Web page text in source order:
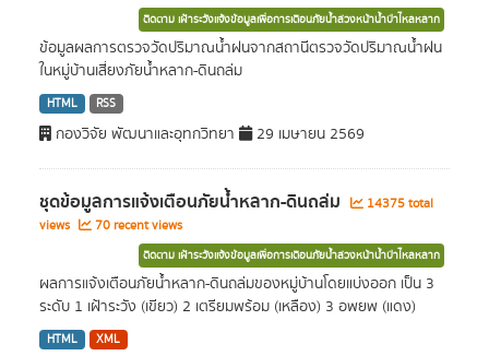
ติดตาม เฝ้าระวังแจ้งข้อมูลเพื่อการเตือนภัยน้ำล่วงหน้าน้ำป่าไหลหลาก
ข้อมูลผลการตรวจวัดปริมาณน้ำฝนจากสถานีตรวจวัดปริมาณน้ำฝน
ในหมู่บ้านเสี่ยงภัยน้ำหลาก-ดินถล่ม
HTML RSS
กองวิจัย พัฒนาและอุทกวิทยา 29 เมษายน 2569
ชุดข้อมูลการแจ้งเตือนภัยน้ำหลาก-ดินถล่ม
14375 total
views
70 recent views
ติดตาม เฝ้าระวังแจ้งข้อมูลเพื่อการเตือนภัยน้ำล่วงหน้าน้ำป่าไหลหลาก
ผลการแจ้งเตือนภัยน้ำหลาก-ดินถล่มของหมู่บ้านโดยแบ่งออก เป็น 3
ระดับ 1 เฝ้าระวัง (เขียว) 2 เตรียมพร้อม (เหลือง) 3 อพยพ (แดง)
HTML XML